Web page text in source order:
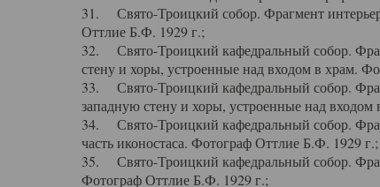
31. Свято-Троицкий собор. Фрагмент
Оттлие Б.Ф. 1929 г.;
32. Свято-Троицкий кафедральный собор.
стену и хоры, устроенные над входом в храм.
33. Свято-Троицкий кафедральный собор.
западную стену и хоры, устроенные над
34. Свято-Троицкий кафедральный собор.
часть иконостаса. Фотограф Оттлие Б.Ф. 1929 г.;
35. Свято-Троицкий кафедральный собор.
Фотограф Оттлие Б.Ф. 1929 г.;